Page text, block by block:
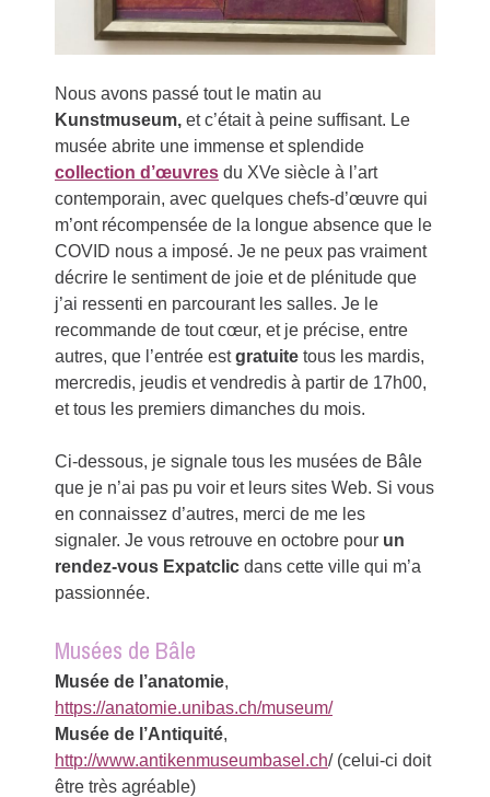
Nous avons passé tout le matin au
Kunstmuseum, et c’était à peine suffisant. Le
musée abrite une immense et splendide
collection d’œuvres du XVe siècle à l’art
contemporain, avec quelques chefs-d’œuvre qui
m’ont récompensée de la longue absence que le
COVID nous a imposé. Je ne peux pas vraiment
décrire le sentiment de joie et de plénitude que
j’ai ressenti en parcourant les salles. Je le
recommande de tout cœur, et je précise, entre
autres, que l’entrée estgratuite tous les mardis,
mercredis, jeudis et vendredis à partir de 17h00,
et tous les premiers dimanches du mois.
Ci-dessous, je signale tous les musées de Bâle
que je n’ai pas pu voir et leurs sites Web. Si vous
en connaissez d’autres, merci de me les
signaler. Je vous retrouve en octobre pour un
rendez-vous Expatclic dans cette ville qui m’a
passionnée.
Musées de Bâle
Musée de l’anatomie,
https://anatomie.unibas.ch/museum/
Musée de l’Antiquité,
http://www.antikenmuseumbasel.ch/ (celui-ci doit
être très agréable)